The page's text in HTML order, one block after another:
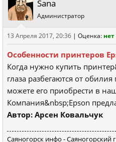
Sana
Администратор
13 Апреля 2017, 20:36 | Оценка:
Особенности принтеров
Когда нужно купить
глаза разбегаются от
можете его приобрести в
Компания&nbsp;Epson
Автор: Арсен Ковальчук
Саяногорск инфо - Саяногорский